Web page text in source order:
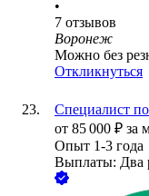
•
7 отзывов
Воронеж
Можно без
Откликнуться
Специалист
от 85 000 ₽ за
Опыт 1-3 года
Выплаты: Два